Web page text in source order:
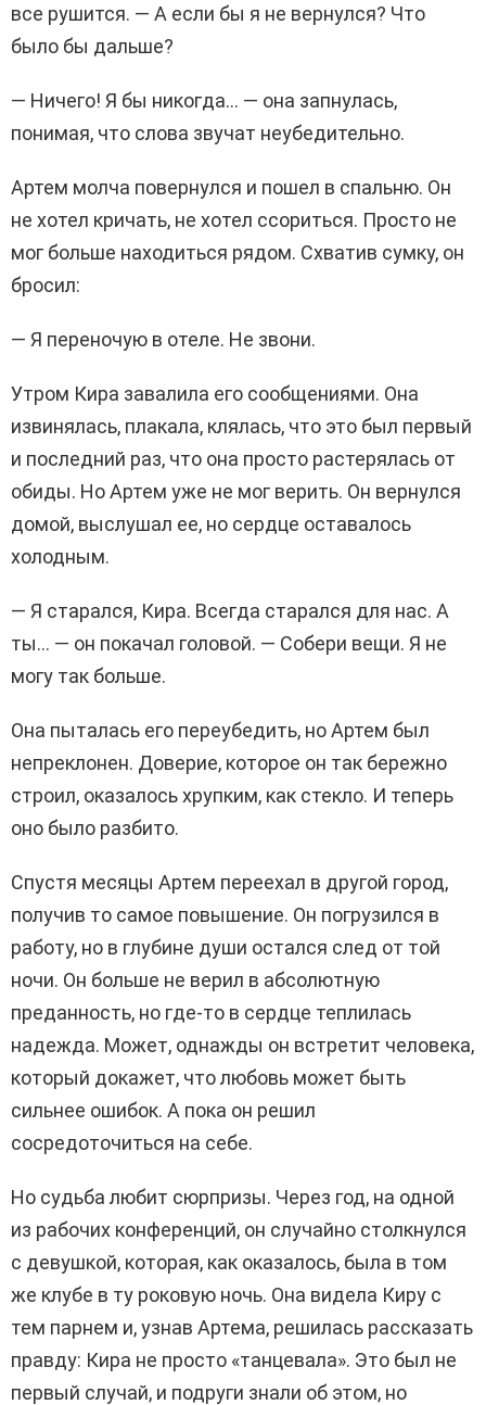
все рушится. — А если бы я не вернулся? Что
было бы дальше?
— Ничего! Я бы никогда… — она запнулась,
понимая, что слова звучат неубедительно.
Артем молча повернулся и пошел в спальню. Он
не хотел кричать, не хотел ссориться. Просто не
мог больше находиться рядом. Схватив сумку, он
бросил:
— Я переночую в отеле. Не звони.
Утром Кира завалила его сообщениями. Она
извинялась, плакала, клялась, что это был первый
и последний раз, что она просто растерялась от
обиды. Но Артем уже не мог верить. Он вернулся
домой, выслушал ее, но сердце оставалось
холодным.
— Я старался, Кира. Всегда старался для нас. А
ты… — он покачал головой. — Собери вещи. Я не
могу так больше.
Она пыталась его переубедить, но Артем был
непреклонен. Доверие, которое он так бережно
строил, оказалось хрупким, как стекло. И теперь
оно было разбито.
Спустя месяцы Артем переехал в другой город,
получив то самое повышение. Он погрузился в
работу, но в глубине души остался след от той
ночи. Он больше не верил в абсолютную
преданность, но где-то в сердце теплилась
надежда. Может, однажды он встретит человека,
который докажет, что любовь может быть
сильнее ошибок. А пока он решил
сосредоточиться на себе.
Но судьба любит сюрпризы. Через год, на одной
из рабочих конференций, он случайно столкнулся
с девушкой, которая, как оказалось, была в том
же клубе в ту роковую ночь. Она видела Киру с
тем парнем и, узнав Артема, решилась рассказать
правду: Кира не просто «танцевала». Это был не
первый случай, и подруги знали об этом, но